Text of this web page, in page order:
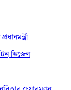
ডিজেল